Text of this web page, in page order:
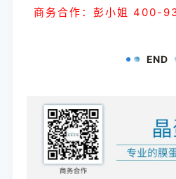
商务合作：彭小姐 400-
END